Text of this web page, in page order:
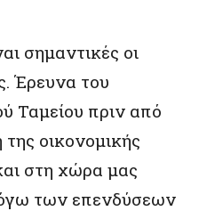
σημαντικές οι
Έρευνα του
Ταμείου πριν από
της οικονομικής
στη χώρα μας
των επενδύσεων